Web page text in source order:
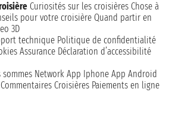
Curiosités sur les croisières Chose à
pour votre croisière Quand partir en
3D
technique Politique de confidentialité
Assurance Déclaration d’accessibilité
Network App Iphone App Android
Commentaires Croisières Paiements en ligne